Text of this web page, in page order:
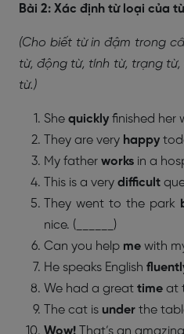
Bài 2: Xác định từ loại của
(Cho biết từ in đậm trong
từ, động từ, tính từ, trạng
từ.)
She quickly finished her
They are very happy
My father works in a
This is a very difficult
They went to the park
nice. (______)
Can you help me with
He speaks English
We had a great time at
The cat is under the
Wow! That’s an